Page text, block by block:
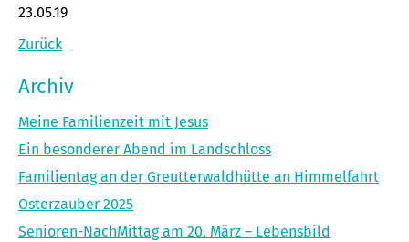
23.05.19
Zurück
Archiv
Meine Familienzeit mit Jesus
Ein besonderer Abend im Landschloss
Familientag an der Greutterwaldhütte an Himmelfahrt
Osterzauber 2025
Senioren-NachMittag am 20. März – Lebensbild